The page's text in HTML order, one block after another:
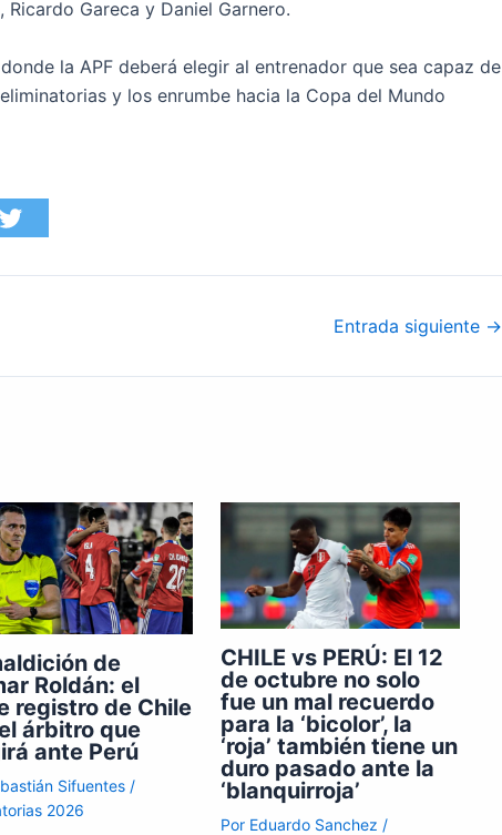
Gareca y Daniel Garnero.
la APF deberá elegir al entrenador que sea capaz de
y los enrumbe hacia la Copa del Mundo
Entrada siguiente →
de
Roldán: el
registro de Chile
árbitro que
ante Perú
Sifuentes /
2026
CHILE vs PERÚ: El 12
de octubre no solo
fue un mal recuerdo
para la ‘bicolor’, la
‘roja’ también tiene un
duro pasado ante la
‘blanquirroja’
Por Eduardo Sanchez /